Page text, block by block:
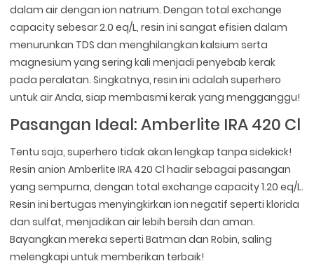
dalam air dengan ion natrium. Dengan total exchange
capacity sebesar 2.0 eq/L, resin ini sangat efisien dalam
menurunkan TDS dan menghilangkan kalsium serta
magnesium yang sering kali menjadi penyebab kerak
pada peralatan. Singkatnya, resin ini adalah superhero
untuk air Anda, siap membasmi kerak yang mengganggu!
Pasangan Ideal: Amberlite IRA 420 Cl
Tentu saja, superhero tidak akan lengkap tanpa sidekick!
Resin anion Amberlite IRA 420 Cl hadir sebagai pasangan
yang sempurna, dengan total exchange capacity 1.20 eq/L.
Resin ini bertugas menyingkirkan ion negatif seperti klorida
dan sulfat, menjadikan air lebih bersih dan aman.
Bayangkan mereka seperti Batman dan Robin, saling
melengkapi untuk memberikan terbaik!